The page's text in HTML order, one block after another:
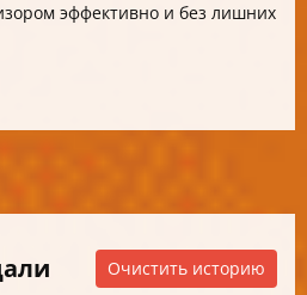
эффективно и без лишних
Очистить историю